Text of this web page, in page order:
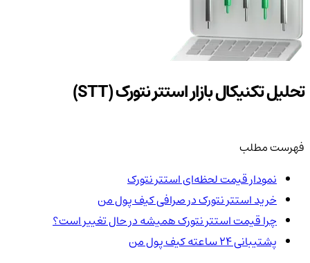
تحلیل تکنیکال بازار استتر نتورک (STT)
فهرست مطلب
نمودار قیمت لحظه‌ای استتر نتورک
خرید استتر نتورک در صرافی کیف پول من
چرا قیمت استتر نتورک همیشه در حال تغییر است؟
پشتیبانی ۲۴ ساعته کیف پول من